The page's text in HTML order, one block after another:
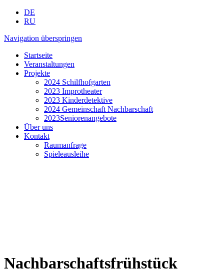
DE
RU
Navigation überspringen
Startseite
Veranstaltungen
Projekte
2024 Schilfhofgarten
2023 Improtheater
2023 Kinderdetektive
2024 Gemeinschaft Nachbarschaft
2023Seniorenangebote
Über uns
Kontakt
Raumanfrage
Spieleausleihe
Nachbarschaftsfrühstück